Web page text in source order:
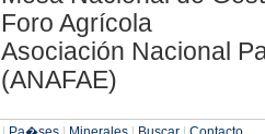
Foro Agrícola
Asociación Nacional
(ANAFAE)